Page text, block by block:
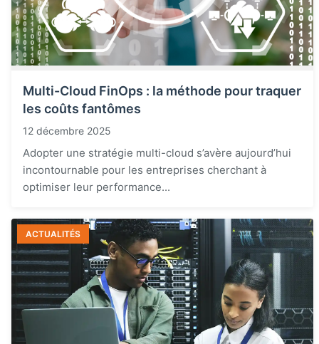
Multi-Cloud FinOps : la méthode pour traquer
les coûts fantômes
12 décembre 2025
Adopter une stratégie multi-cloud s’avère aujourd’hui
incontournable pour les entreprises cherchant à
optimiser leur performance...
ACTUALITÉS